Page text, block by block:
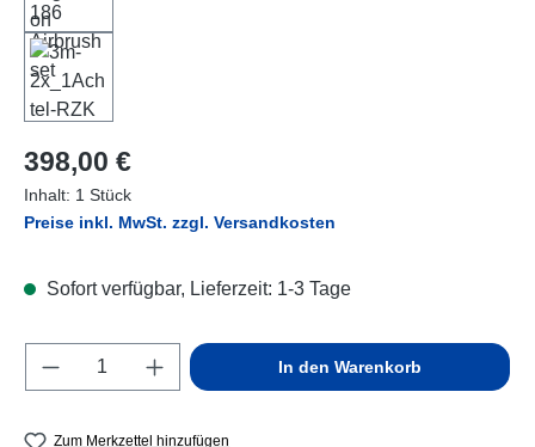
Regulärer Preis:
398,00 €
Inhalt: 1 Stück
Preise inkl. MwSt. zzgl. Versandkosten
Sofort verfügbar, Lieferzeit: 1-3 Tage
Produkt Anzahl: Gib den gewünschten
In den Warenkorb
Zum Merkzettel hinzufügen